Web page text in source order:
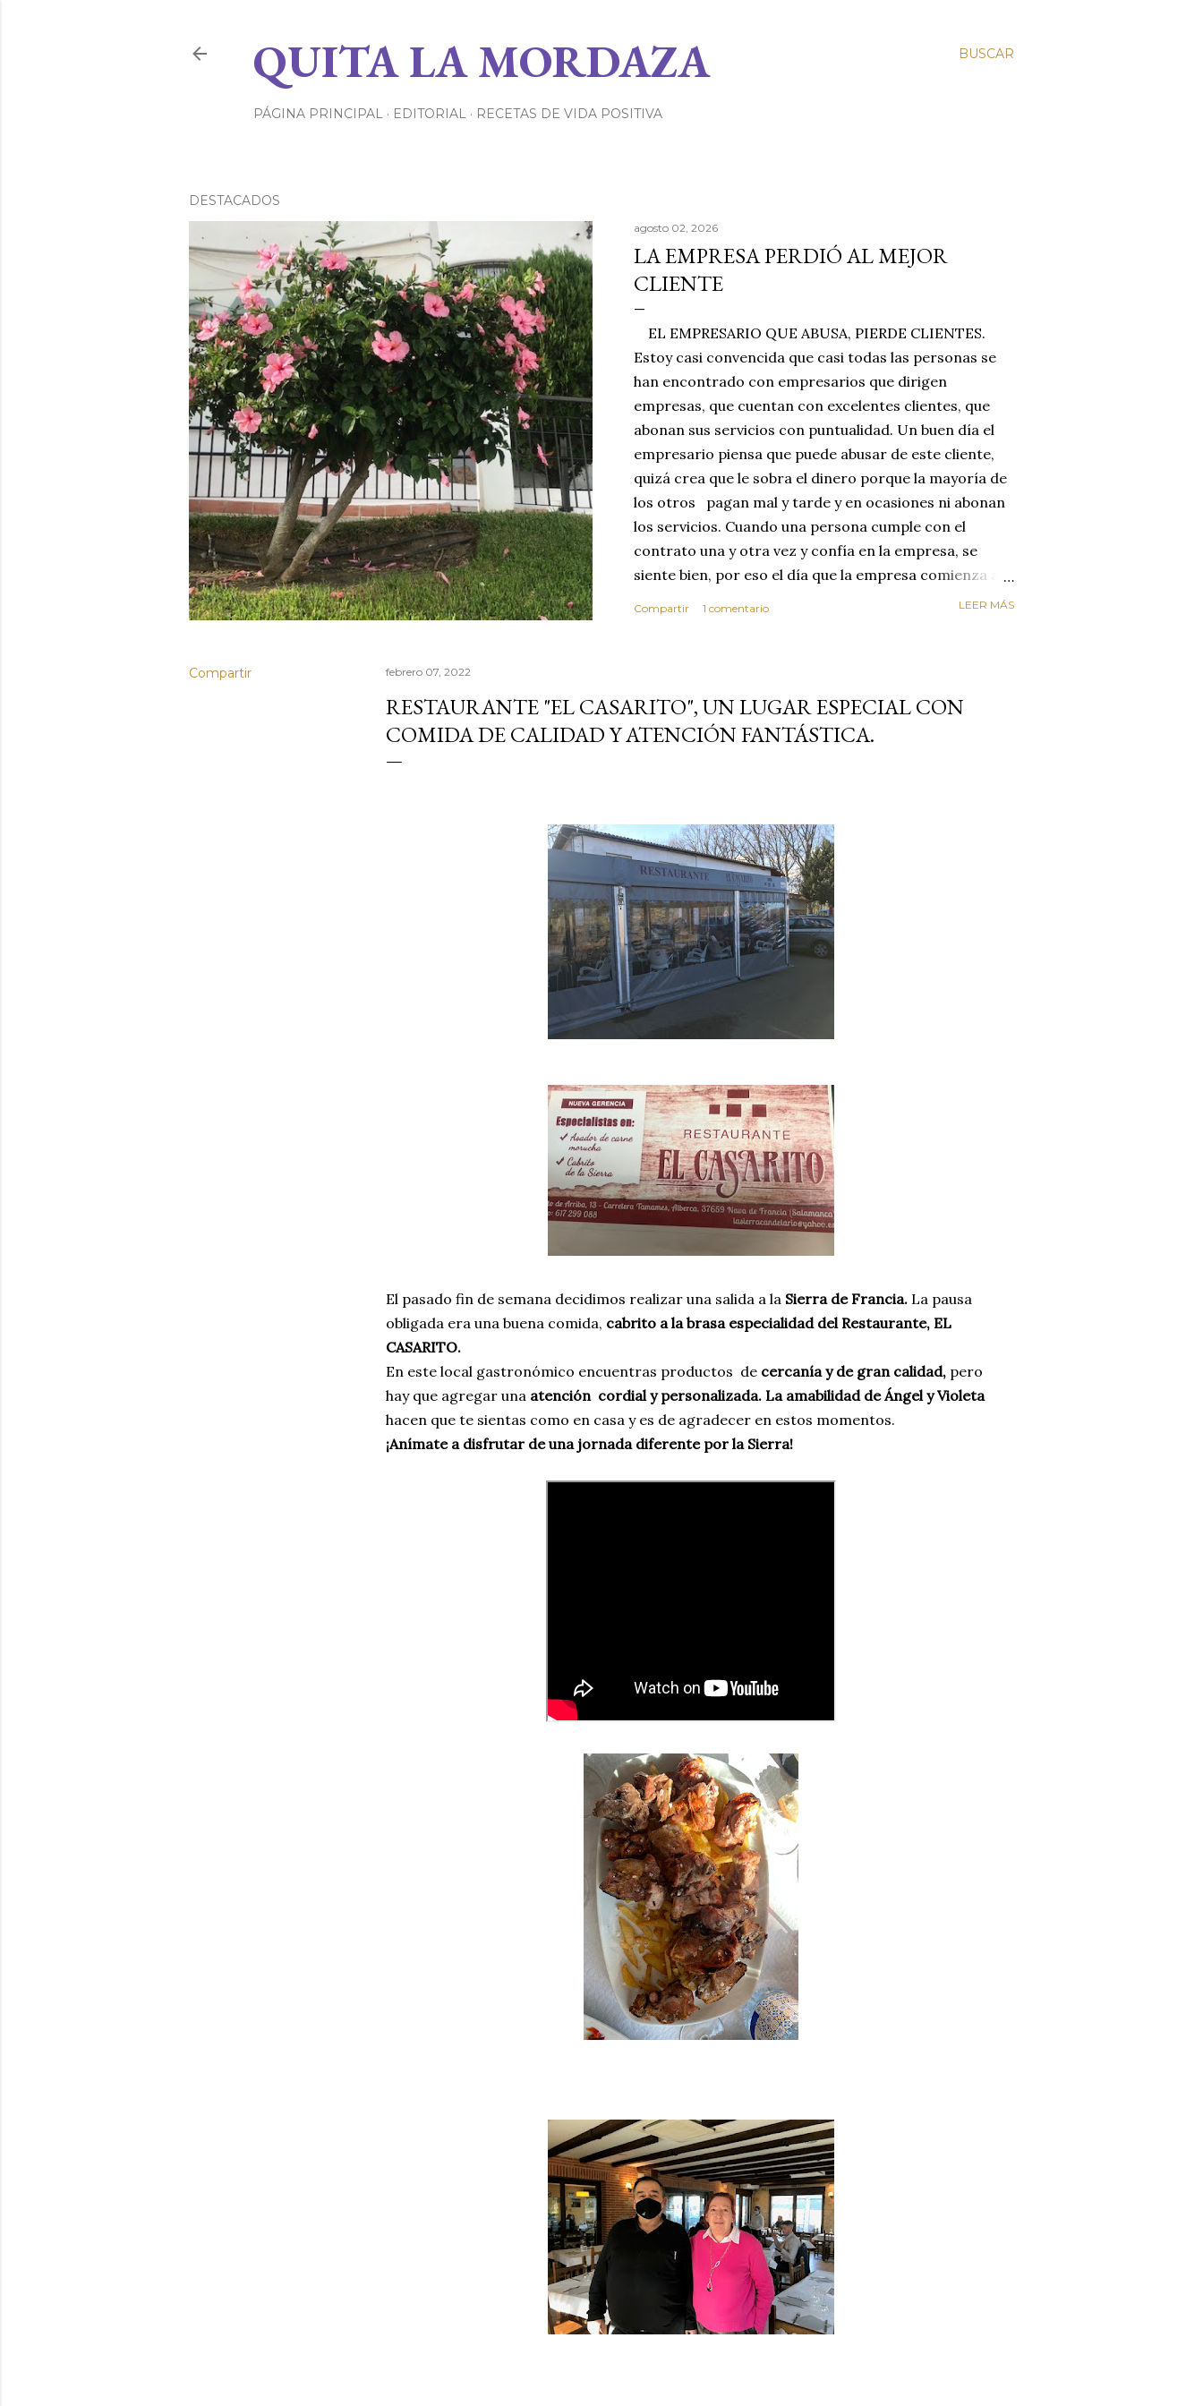
BUSCAR
QUITA LA MORDAZA
PÁGINA PRINCIPAL EDITORIAL RECETAS DE VIDA POSITIVA
DESTACADOS
agosto 02, 2026
LA EMPRESA PERDIÓ AL MEJOR
CLIENTE
EL EMPRESARIO QUE ABUSA, PIERDE CLIENTES.
Estoy casi convencida que casi todas las personas se
han encontrado con empresarios que dirigen
empresas, que cuentan con excelentes clientes, que
abonan sus servicios con puntualidad. Un buen día el
empresario piensa que puede abusar de este cliente,
quizá crea que le sobra el dinero porque la mayoría de
los otros pagan mal y tarde y en ocasiones ni abonan
los servicios. Cuando una persona cumple con el
contrato una y otra vez y confía en la empresa, se
siente bien, por eso el día que la empresa comienza a
MEJOR CLIENTE. Estas circunstancias nos hacen
reflexionar sobre los valores de honestidad y
confianza. Vivimos en un mundo de mucha oferta y
Compartir 1 comentario LEER MÁS
Compartir febrero 07, 2022
RESTAURANTE "EL CASARITO", UN LUGAR ESPECIAL CON
COMIDA DE CALIDAD Y ATENCIÓN FANTÁSTICA.
El pasado fin de semana decidimos realizar una salida a la Sierra de Francia. La pausa
obligada era una buena comida, cabrito a la brasa especialidad del Restaurante, EL
CASARITO.
En este local gastronómico encuentras productos de cercanía y de gran calidad, pero
hay que agregar una atención cordial y personalizada. La amabilidad de Ángel y Violeta
hacen que te sientas como en casa y es de agradecer en estos momentos.
¡Anímate a disfrutar de una jornada diferente por la Sierra!